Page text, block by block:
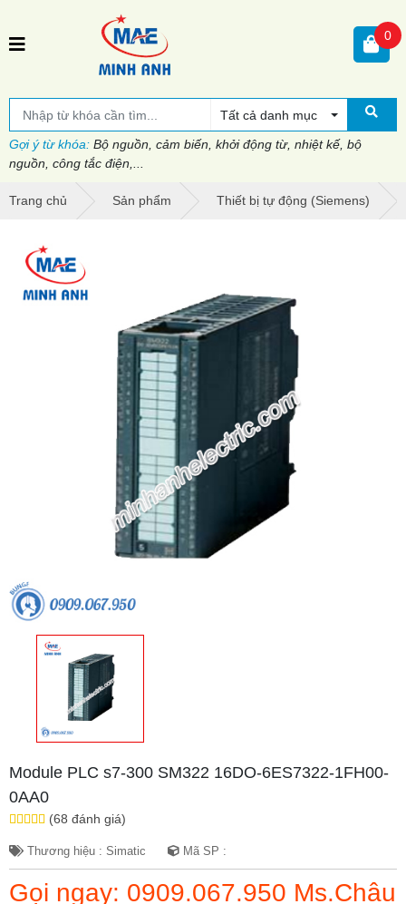
Tất cả danh mục
Gợi ý từ khóa: Bộ nguồn, cảm biến, khởi động từ, nhiệt kế, bộ
nguồn, công tắc điện,...
0
Trang chủ Sản phẩm Thiết bị tự động (Siemens)
Module PLC s7-300 SM322 16DO-6ES7322-1FH00-
0AA0
(68 đánh giá)
Thương hiệu : Simatic Mã SP :
Gọi ngay: 0909.067.950 Ms.Châu